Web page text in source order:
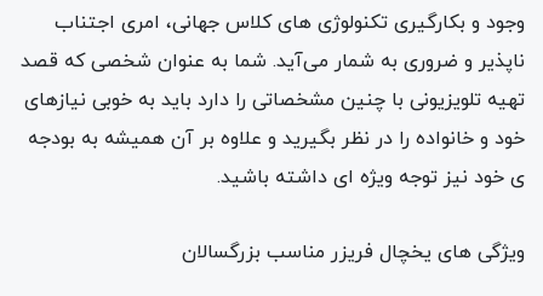
وجود و بکارگیری تکنولوژی های کلاس جهانی، امری اجتناب
ناپذیر و ضروری به شمار می‌آید. شما به عنوان شخصی که قصد
تهیه تلویزیونی با چنین مشخصاتی را دارد باید به خوبی نیازهای
خود و خانواده را در نظر بگیرید و علاوه بر آن همیشه به بودجه
ی خود نیز توجه ویژه ای داشته باشید.
ویژگی های یخچال فریزر مناسب بزرگسالان